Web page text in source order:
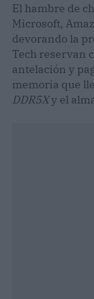
El hambre de
Microsoft,
devorando la
Tech reservan
antelación y
memoria que
DDR5Xy el